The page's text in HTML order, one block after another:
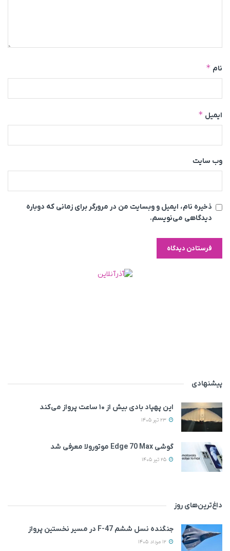
نام *
ایمیل *
وب‌ سایت
ذخیره نام، ایمیل و وبسایت من در مرورگر برای زمانی که دوباره
دیدگاهی می‌نویسم.
پیشنهادی
این پهپاد بادی بیش از ۱۰ ساعت پرواز می‌کند
گوشی Edge 70 Max موتورولا معرفی شد
داغ‌ترین‌های روز
جنگنده نسل ششم F-47 در مسیر نخستین پرواز